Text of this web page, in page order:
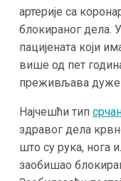
артерије са
блокираног дела.
пацијената који
више од пет
преживљава дуже
Најчешћи тип
здравог дела
што су рука, нога
заобишао